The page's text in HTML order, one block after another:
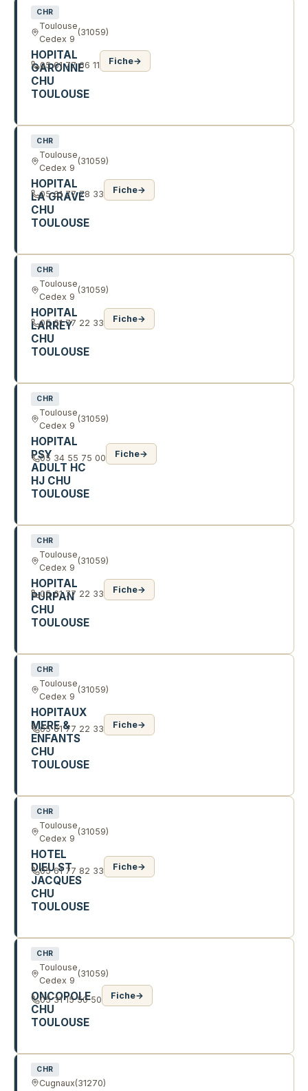
CHR
Toulouse
Cedex 9
(31059)
HOPITAL
GARONNE
CHU
TOULOUSE
05 61 77 66 11 Fiche→
CHR
Toulouse
Cedex 9
(31059)
HOPITAL
LA GRAVE
CHU
TOULOUSE
05 61 77 78 33 Fiche→
CHR
Toulouse
Cedex 9
(31059)
HOPITAL
LARREY
CHU
TOULOUSE
05 61 77 22 33 Fiche→
CHR
Toulouse
Cedex 9
(31059)
HOPITAL
PSY
ADULT HC
HJ CHU
TOULOUSE
05 34 55 75 00 Fiche→
CHR
Toulouse
Cedex 9
(31059)
HOPITAL
PURPAN
CHU
TOULOUSE
05 61 77 22 33 Fiche→
CHR
Toulouse
Cedex 9
(31059)
HOPITAUX
MERE &
ENFANTS
CHU
TOULOUSE
05 61 77 22 33 Fiche→
CHR
Toulouse
Cedex 9
(31059)
HOTEL
DIEU ST
JACQUES
CHU
TOULOUSE
05 61 77 82 33 Fiche→
CHR
Toulouse
Cedex 9
(31059)
ONCOPOLE
CHU
TOULOUSE
05 31 15 50 50 Fiche→
CHR
Cugnaux(31270)